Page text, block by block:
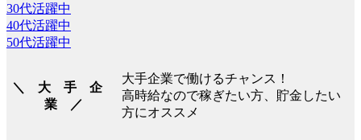
30代活躍中
40代活躍中
50代活躍中
＼ 大 手 企
業 ／
大手企業で働けるチャンス！
高時給なので稼ぎたい方、貯金したい
方にオススメ